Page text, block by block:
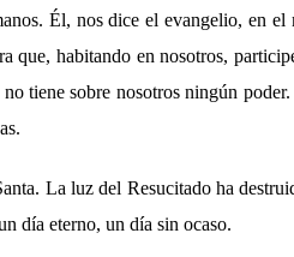
Él, nos dice el evangelio, en
que, habitando en nosotros,
tiene sobre nosotros ningún
La luz del Resucitado ha
día eterno, un día sin ocaso.